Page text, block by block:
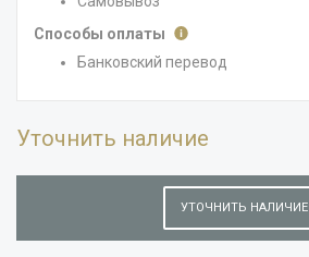
Способы оплаты
Банковский перевод
Уточнить наличие
УТОЧНИТЬ НАЛИЧИЕ